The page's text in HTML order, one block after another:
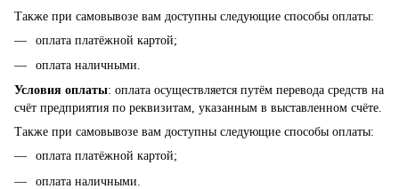
Также при самовывозе вам доступны следующие способы оплаты:
оплата платёжной картой;
оплата наличными.
Условия оплаты: оплата осуществляется путём перевода средств на
счёт предприятия по реквизитам, указанным в выставленном счёте.
Также при самовывозе вам доступны следующие способы оплаты:
оплата платёжной картой;
оплата наличными.